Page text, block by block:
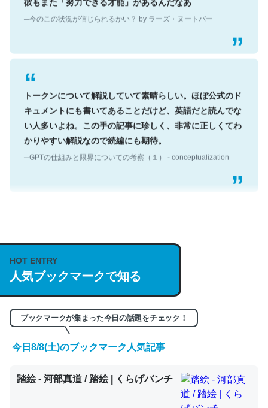
─今のこの状況が信じられるかい？ by ラーズ・ヌートバー
トークンについて解説していて素晴らしい。ほぼ公式のド
キュメントにも書いてあることだけど、英語だと読んでな
い人多いよね。この手の記事に珍しく、非常に正しくてわ
かりやすい解説なので続編にも期待。
─GPTの仕組みと限界についての考察（１） - conceptualization
説してる記事が少ないので貴重な良記事。/続編来た
https://isobe324649.hatenablog.com/entry/2023/03/27
/064121
─GPTの仕組みと限界についての考察（１） - conceptualization
くらい。小説でいう「ずっと前の伏線」は回収されないけ
ど、短期記憶というには多い分量。進化すればするほど分
HOT ENTRY
人気ブックマークで知る
ブックマークが集まった今日の話題をチェック！
今日8/8(土)のブックマーク人気記事
踏絵 - 河部真道 / 踏絵 | くらげバンチ